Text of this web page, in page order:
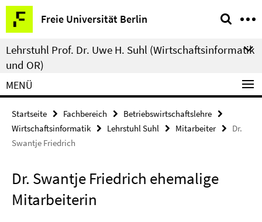
Springe
direkt
zu
Inhalt
Freie Universität Berlin
Service-
Navigation
Lehrstuhl Prof. Dr. Uwe H. Suhl (Wirtschaftsinformatik
und OR)
MENÜ
Startseite Fachbereich
Betriebswirtschaftslehre
Wirtschaftsinformatik
Lehrstuhl Suhl Mitarbeiter
Dr.
Swantje Friedrich
Dr. Swantje Friedrich ehemalige
Mitarbeiterin